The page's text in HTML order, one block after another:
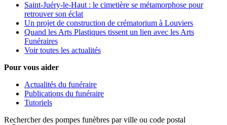
Saint-Juéry-le-Haut : le cimetière se métamorphose pour
retrouver son éclat
Un projet de construction de crématorium à Louviers
Quand les Arts Plastiques tissent un lien avec les Arts
Funéraires
Voir toutes les actualités
Pour vous aider
Actualités du funéraire
Publications du funéraire
Tutoriels
Rechercher des pompes funèbres par ville ou code postal